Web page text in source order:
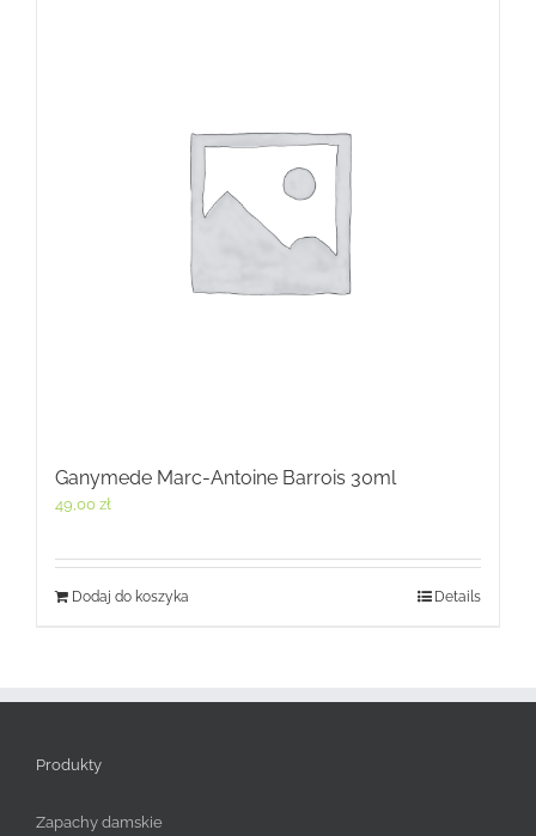
Ganymede Marc-Antoine Barrois 30ml
49,00 zł
Dodaj do koszyka Details
Produkty
Zapachy damskie